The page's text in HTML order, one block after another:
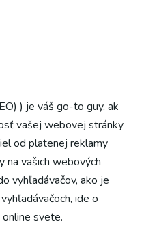
) je váš go-to guy, ak
vašej webovej stránky
od platenej reklamy
na vašich webových
vyhľadávačov, ako je
ide o
svete.